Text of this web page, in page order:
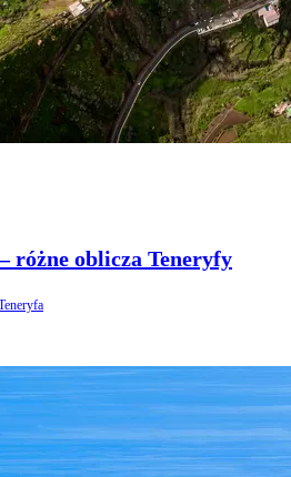
różne oblicza Teneryfy